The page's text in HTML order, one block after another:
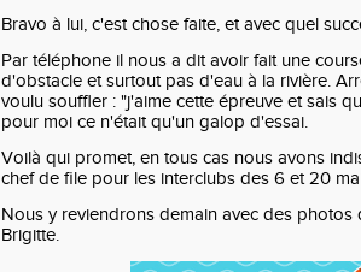
Bravo à lui, c'est chose faite, et avec quel
Par téléphone il nous a dit avoir fait une
d'obstacle et surtout pas d'eau à la rivière.
voulu souffler : "j'aime cette épreuve et sais
pour moi ce n'était qu'un galop d'essai.
Voilà qui promet, en tous cas nous avons
chef de file pour les interclubs des 6 et 20
Nous y reviendrons demain avec des photos
Brigitte.